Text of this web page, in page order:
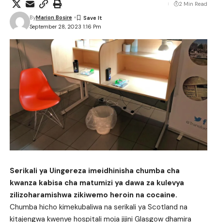
September 28, 2023 1:16 Pm
ByMarion Bosire
2 Min Read
Serikali ya Uingereza imeidhinisha chumba cha
kwanza kabisa cha matumizi ya dawa za kulevya
zilizoharamishwa zikiwemo heroin na cocaine.
Chumba hicho kimekubaliwa na serikali ya Scotland na
kitajengwa kwenye hospitali moja jijini Glasgow dhamira